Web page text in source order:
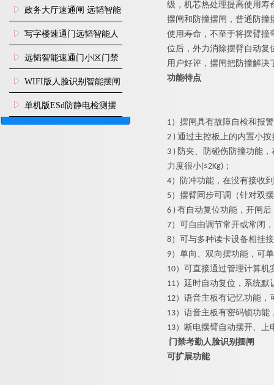
电门禁通道系统）
政务大厅速通闸 远韬智能
防尾随静音速通门
写字楼速通门远韬智能人
脸识别快速通道闸
远韬智能速通门小区门禁
闸机食堂消费摆闸
WIFI版人脸识别智能摆闸
机
单机版ESd防静电检测摆
闸机
级，机芯热处理提高使用寿
摆闸和防撞摆闸，普通防撞
使用寿命，不至于将摆臂撞
位后，外力消除摆臂自动复
用户好评，摆闸把防撞解决
功能特点
1） 摆闸具有故障自检和报
2 ) 通过主控板上的内置小
3 ) 防夹、防碰伤防撞功能
力度很小(≤2Kg)；
4）防冲功能，在没有接收
5）摆臂同步可调（针对双
6 ) 有自动复位功能，开闸
7）可自由调节常开或常闭
8）可与多种读卡设备相挂
9）单向、双向摆功能，可
10）可直接通过管理计算机
11）延时自动复位，系统默
12）语音主板有记忆功能，
13）语音主板有密码锁功
13）断电摆臂自动摆开、
门禁考勤人脸识别摆闸
可扩展功能